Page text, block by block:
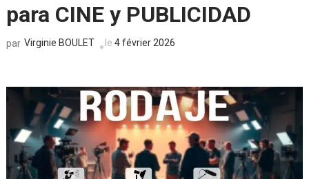
para CINE y PUBLICIDAD
par Virginie BOULET le 4 février 2026